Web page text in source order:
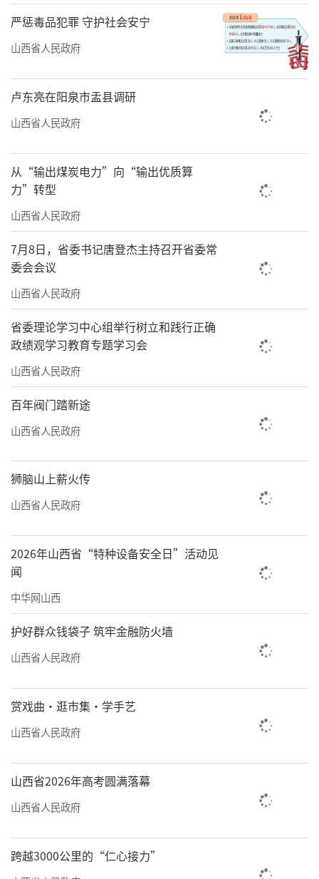
提供免费AI培训、资源对接及创业支持，助力中
小企业和个人抓住AI时代机遇。
王强：AI落地实战，从医疗到教育的破局之道
泽霖智能创始人兼CEO王强以“从0到1的
AI长征”为题，分享了AI在医疗、教育等垂直领
域的落地案例。在医疗场景中，泽霖智能与湖
南省某医院合作开发的“AI中台”已覆盖患者画
像分析、危急值预警、病历生成等核心环节，
降低人工成本40%，提升诊疗效率50%。例
如，“胃肠检查前智能问诊”应用通过AI交互优
化流程，显著提高检查准确率。
在教育领域，泽霖智能为上海宝山实验小
学打造的“人工智能管理平台”助力学生创作AI
的创新潜力。王强老师指出：“企业AI中台是未
来核心赛道，需兼顾工具升级与认知提升”，
并强调合规与商业模式设计的重要性。
此外，王强老师还介绍了工信部、人社部
等权威认证体系，呼吁从业者“早行动、早加
入”，通过实战积累抢占先机。
严惩毒品犯罪 守护社会安宁
山西省人民政府
卢东亮在阳泉市盂县调研
山西省人民政府
从“输出煤炭电力”向“输出优质算
力”转型
山西省人民政府
7月8日，省委书记唐登杰主持召开省委常
委会会议
山西省人民政府
省委理论学习中心组举行树立和践行正确
政绩观学习教育专题学习会
山西省人民政府
百年阀门踏新途
山西省人民政府
狮脑山上薪火传
山西省人民政府
2026年山西省“特种设备安全日”活动见
闻
中华网山西
护好群众钱袋子 筑牢金融防火墙
山西省人民政府
赏戏曲·逛市集·学手艺
山西省人民政府
山西省2026年高考圆满落幕
山西省人民政府
跨越3000公里的“仁心接力”